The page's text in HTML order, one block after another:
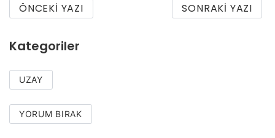
ÖNCEKI YAZI SONRAKI YAZI
Kategoriler
UZAY
YORUM BIRAK